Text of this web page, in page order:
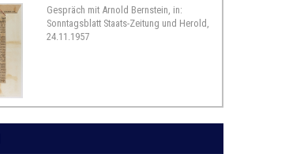
Gespräch mit Arnold Bernstein, in:
Sonntagsblatt Staats-Zeitung und Herold,
24.11.1957